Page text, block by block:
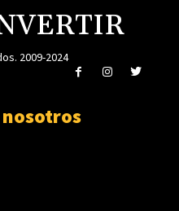
2009-2024
nosotros